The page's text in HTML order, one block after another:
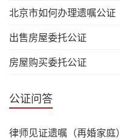
北京市如何办理遗嘱公证
出售房屋委托公证
房屋购买委托公证
公证问答
律师见证遗嘱（再婚家庭）